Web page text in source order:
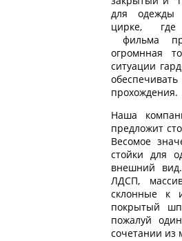
для одежды
цирке,
где
фильма
огромнная
ситуации
прохождения.
Наша
предложит
Весомое
стойки для
внешний
ЛДСП,
склонные к
покрытый
пожалуй
сочетании из